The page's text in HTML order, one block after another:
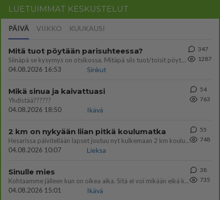
LUETUIMMAT KESKUSTELUT
PÄIVÄ VIIKKO KUUKAUSI
Mitä tuot pöytään parisuhteessa?
Siinäpä se kysymys on otsikossa. Mitäpä siis tuot/toisit pöytään parisuhteessa? Oletko mies vai nainen? Koetko sen mitä
04.08.2026 16:53
Sinkut
347
1287
Mikä sinua ja kaivattuasi
Yhdistää??????
04.08.2026 18:50
Ikävä
54
763
2 km on nykyään liian pitkä koulumatka
Hesarissa päivitellään lapset joutuu nyt kulkemaan 2 km kouluun jösses. Ruostefillarilla tuo matka menee vaikka miten äk
04.08.2026 10:07
Lieksa
55
748
Sinulle mies
Kohtaamme jälleen kun on oikea aika. Sitä ei voi mikään eikä kukaan estää <3 <3
04.08.2026 15:01
Ikävä
38
735